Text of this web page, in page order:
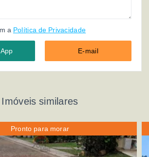
a Política de Privacidade
E-mail
Imóveis similares
Pronto para morar